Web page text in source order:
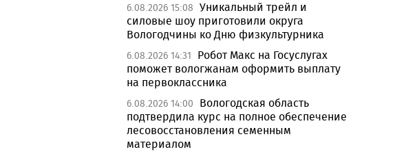
6.08.2026 15:08 Уникальный трейл и
силовые шоу приготовили округа
Вологодчины ко Дню физкультурника
6.08.2026 14:31
Робот Макс на Госуслугах
поможет вологжанам оформить выплату
на первоклассника
6.08.2026 14:00
Вологодская область
подтвердила курс на полное обеспечение
лесовосстановления семенным
материалом